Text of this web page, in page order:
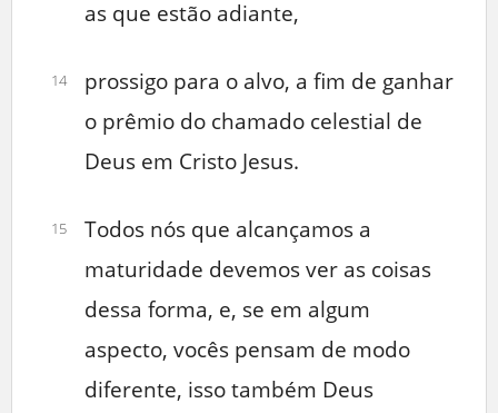
as que estão adiante,
14
prossigo para o alvo, a fim de ganhar
o prêmio do chamado celestial de
Deus em Cristo Jesus.
15
Todos nós que alcançamos a
maturidade devemos ver as coisas
dessa forma, e, se em algum
aspecto, vocês pensam de modo
diferente, isso também Deus